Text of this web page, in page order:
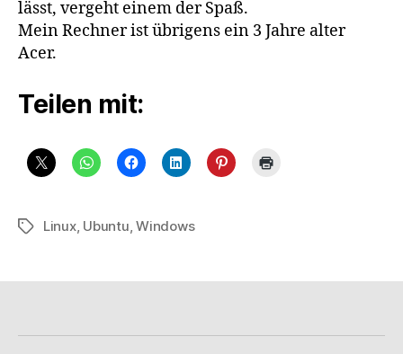
lässt, vergeht einem der Spaß.
Mein Rechner ist übrigens ein 3 Jahre alter
Acer.
Teilen mit:
Schlagwörter
Linux, Ubuntu ,Windows